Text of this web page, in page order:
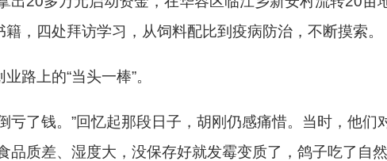
，四处拜访学习，从饲料配比到疫病防治，不断摸索。
路上的“当头一棒”。
亏了钱。”回忆起那段日子，胡刚仍感痛惜。当时，他
品质差、湿度大，没保存好就发霉变质了，鸽子吃了自